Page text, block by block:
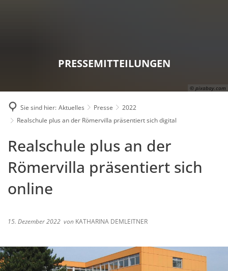
© pixabay.com
PRESSEMITTEILUNGEN
Sie sind hier: Aktuelles Presse
2022
Realschule plus an der Römervilla präsentiert sich digital
Realschule plus an der
Römervilla präsentiert sich
online
15. Dezember 2022 von KATHARINA DEMLEITNER